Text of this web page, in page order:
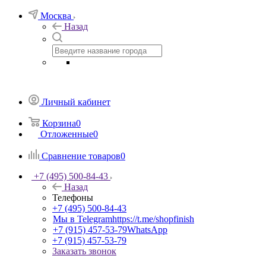
Москва
Назад
Личный кабинет
Корзина0
Отложенные0
Сравнение товаров0
+7 (495) 500-84-43
Назад
Телефоны
+7 (495) 500-84-43
Мы в Telegramhttps://t.me/shopfinish
+7 (915) 457-53-79WhatsApp
+7 (915) 457-53-79
Заказать звонок